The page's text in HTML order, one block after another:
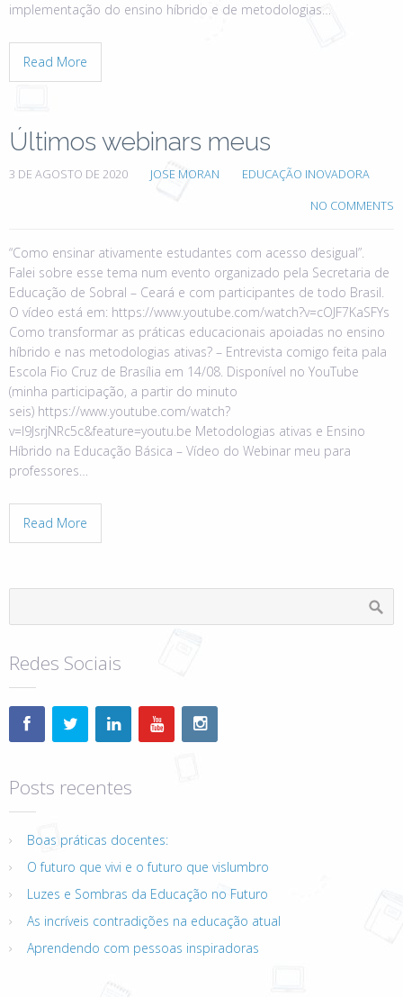
implementação do ensino híbrido e de metodologias…
Read More
Últimos webinars meus
3 DE AGOSTO DE 2020 JOSE MORAN EDUCAÇÃO INOVADORA
NO COMMENTS
“Como ensinar ativamente estudantes com acesso desigual”.
Falei sobre esse tema num evento organizado pela Secretaria de
Educação de Sobral – Ceará e com participantes de todo Brasil.
O vídeo está em: https://www.youtube.com/watch?v=cOJF7KaSFYs
Como transformar as práticas educacionais apoiadas no ensino
híbrido e nas metodologias ativas? – Entrevista comigo feita pala
Escola Fio Cruz de Brasília em 14/08. Disponível no YouTube
(minha participação, a partir do minuto
seis) https://www.youtube.com/watch?
v=I9JsrjNRc5c&feature=youtu.be Metodologias ativas e Ensino
Híbrido na Educação Básica – Vídeo do Webinar meu para
professores…
Read More
Redes Sociais
Posts recentes
Boas práticas docentes:
O futuro que vivi e o futuro que vislumbro
Luzes e Sombras da Educação no Futuro
As incríveis contradições na educação atual
Aprendendo com pessoas inspiradoras